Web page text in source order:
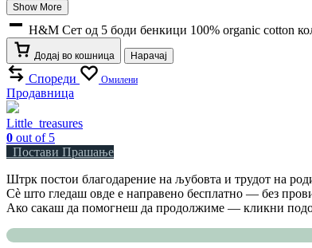
Show More
H&M Сет од 5 боди бенкици 100% organic cotton
Додај во кошница Нарачај
Спореди Омилени
Продавница
Little_treasures
0 out of 5
Постави Прашање
Штрк постои благодарение на љубовта и трудот на
Сè што гледаш овде е направено бесплатно — без
Ако сакаш да помогнеш да продолжиме — кликни